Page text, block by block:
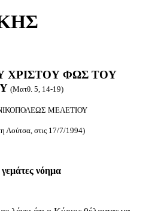
ΧΡΙΣΤΟΥ ΦΩΣ ΤΟΥ
(Ματθ. 5, 14-19)
ΜΕΛΕΤΙΟΥ
Λούτσα, στις 17/7/1994)
νόημα